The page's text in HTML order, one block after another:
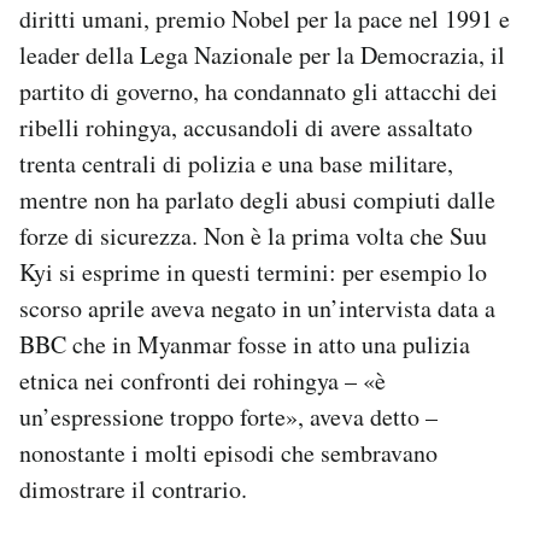
diritti umani, premio Nobel per la pace nel 1991 e
leader della Lega Nazionale per la Democrazia, il
partito di governo, ha condannato gli attacchi dei
ribelli rohingya, accusandoli di avere assaltato
trenta centrali di polizia e una base militare,
mentre non ha parlato degli abusi compiuti dalle
forze di sicurezza. Non è la prima volta che Suu
Kyi si esprime in questi termini: per esempio lo
scorso aprile aveva negato in un’intervista data a
BBC che in Myanmar fosse in atto una pulizia
etnica nei confronti dei rohingya – «è
un’espressione troppo forte», aveva detto –
nonostante i molti episodi che sembravano
dimostrare il contrario.